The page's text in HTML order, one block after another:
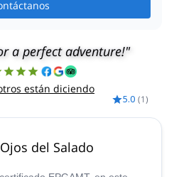
a perfect adventure!"
están diciendo
5.0 (1)
del Salado